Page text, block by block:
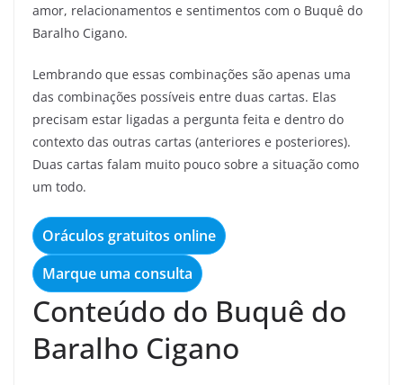
amor, relacionamentos e sentimentos com o Buquê do
Baralho Cigano.
Lembrando que essas combinações são apenas uma
das combinações possíveis entre duas cartas. Elas
precisam estar ligadas a pergunta feita e dentro do
contexto das outras cartas (anteriores e posteriores).
Duas cartas falam muito pouco sobre a situação como
um todo.
Oráculos gratuitos online
Marque uma consulta
Conteúdo do Buquê do
Baralho Cigano